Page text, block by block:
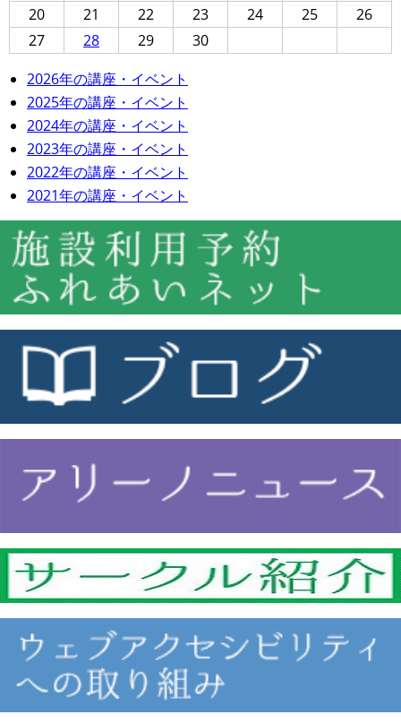
20
21 22 23 24 25
26
27
28 29
30
2026年の講座・イベント
2025年の講座・イベント
2024年の講座・イベント
2023年の講座・イベント
2022年の講座・イベント
2021年の講座・イベント